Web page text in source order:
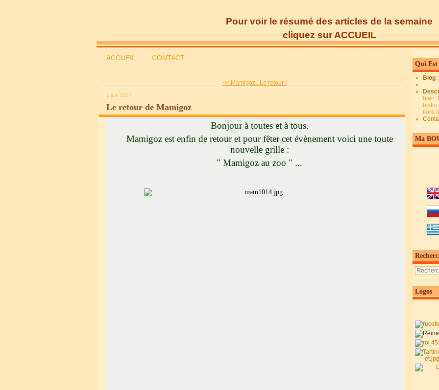
Pour voir le résumé des articles de la semaine
cliquez sur ACCUEIL
ACCUEIL CONTACT
<< Mamigoz...Le retour !
1 juin 2007
Le retour de Mamigoz
Bonjour à toutes et à tous.
Mamigoz est enfin de retour et pour fêter cet évènement voici une toute
nouvelle grille :
" Mamigoz au zoo " ...
Qui Est
Blog
bien.
faire
Ma
Logos